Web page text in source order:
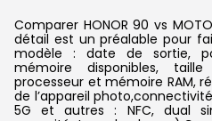
Comparer HONOR 90 vs
détail est un préalable pour
modèle : date de sortie,
mémoire disponibles,
processeur et mémoire RAM,
de l’appareil
5G et autres : NFC, dual